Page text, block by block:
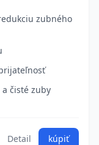
zubného
čisté zuby
Detail kúpiť